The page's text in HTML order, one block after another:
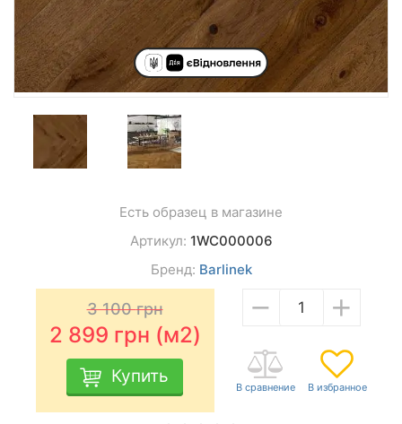
Есть образец в магазине
Артикул: 1WC000006
Бренд: Barlinek
3 100грн
2 899 грн (м2)
Купить
− +